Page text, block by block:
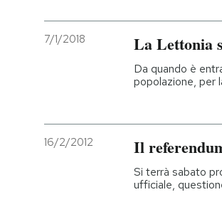
7/1/2018 La Lettonia
Da quando è
popolazione, per
16/2/2012 Il
Si terrà sabato
ufficiale,